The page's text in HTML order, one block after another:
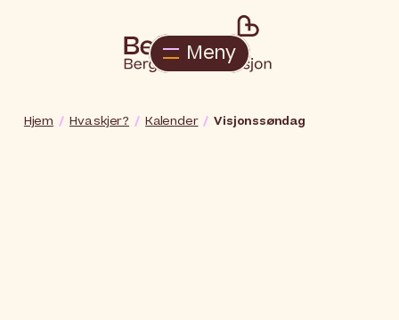
Meny
Hjem Hva skjer? Kalender Visjonssøndag